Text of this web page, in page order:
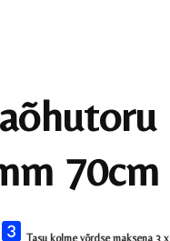
70cm
Tasu kolme võrdse maksena 3 x